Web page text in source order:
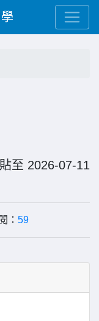
至 2026-07-11
： 59